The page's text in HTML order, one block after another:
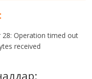
28: Operation timed out
received